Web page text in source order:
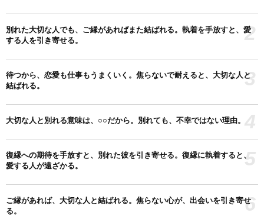
別れた大切な人でも、ご縁があればまた結ばれる。執着を手放すと、愛
する人を引き寄せる。
2
待つから、恋愛も仕事もうまくいく。焦らないで耐えると、大切な人と
結ばれる。
3
大切な人と別れる意味は、○○だから。別れても、不幸ではない理由。 4
復縁への期待を手放すと、別れた彼を引き寄せる。復縁に執着すると、
愛する人が遠ざかる。
5
ご縁があれば、大切な人と結ばれる。焦らない心が、出会いを引き寄せ
る。
6